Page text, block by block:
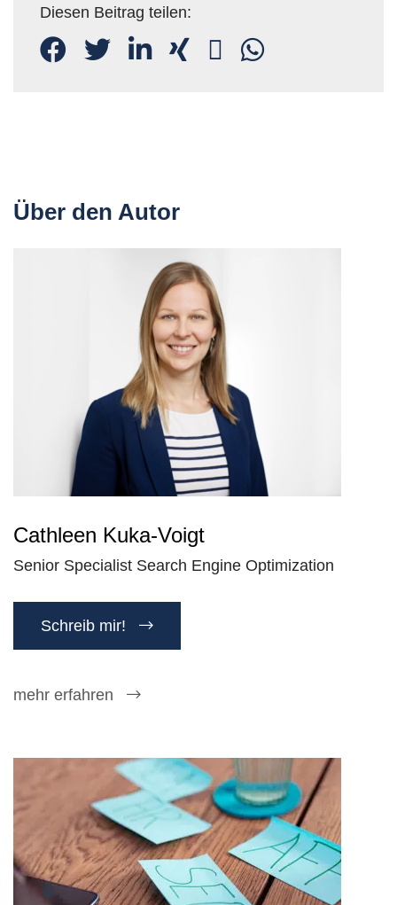
Diesen Beitrag teilen:
Über den Autor
Cathleen Kuka-Voigt
Senior Specialist Search Engine Optimization
Schreib mir!
mehr erfahren